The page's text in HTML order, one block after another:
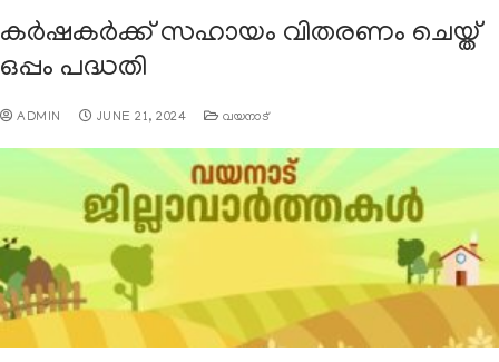
കർഷകർക്ക് സഹായം വിതരണം ചെയ്ത്
ഒപ്പം പദ്ധതി
ADMIN JUNE 21, 2024 വയനാട്